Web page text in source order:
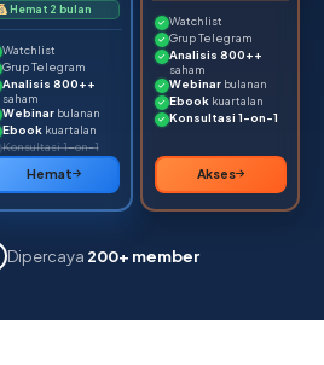
Hemat 2 bulan
Watchlist
Grup Telegram
Analisis 800++
saham
Webinarbulanan
Ebookkuartalan
Konsultasi 1-on-1
Hemat
Watchlist
Grup Telegram
Analisis 800++
saham
Webinarbulanan
Ebookkuartalan
Konsultasi 1-on-1
Akses
Dipercaya 200+ member